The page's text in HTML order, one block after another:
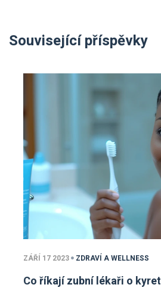
Související příspěvky
ZÁŘÍ 17 2023 ZDRAVÍ A WELLNESS
Co říkají zubní lékaři o